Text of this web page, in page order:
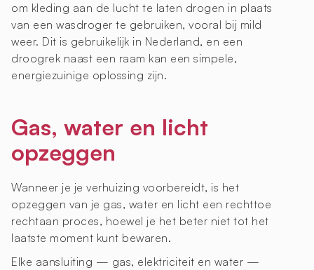
om kleding aan de lucht te laten drogen in plaats
van een wasdroger te gebruiken, vooral bij mild
weer. Dit is gebruikelijk in Nederland, en een
droogrek naast een raam kan een simpele,
energiezuinige oplossing zijn.
Gas, water en licht
opzeggen
Wanneer je je verhuizing voorbereidt, is het
opzeggen van je gas, water en licht een rechttoe
rechtaan proces, hoewel je het beter niet tot het
laatste moment kunt bewaren.
Elke aansluiting — gas, elektriciteit en water —